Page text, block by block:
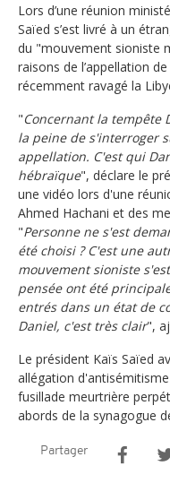
Lors d’une réunion
Saïed s’est livré à un
du "mouvement sioniste
raisons de l’appellation
récemment ravagé la
"Concernant la tempête
la peine de s'interroger
appellation. C'est qui
hébraïque", déclare le
une vidéo lors d'une
Ahmed Hachani et des
"Personne ne s'est
été choisi ? C'est une
mouvement sioniste
pensée ont été
entrés dans un état de
Daniel, c'est très clair",
Le président Kaïs Saïed
allégation
fusillade meurtrière
abords de la synagogue
Partager